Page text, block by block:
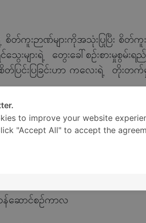
ကူးဉာဏ်များကိုအသုံးပြုပြီး စိတ်ကူ
သွေးများရဲ့ တွေးခေါ်စဉ်းစားမှုစွ
တ်ပြင်းပြခြင်းဟာ ကလေးရဲ့ တိုးတ
ေးမှာရှိတဲ့ EQ လို့ ခေါ်တဲ့ စိတ်ခံစာ
ကို ကောင်းစွာနားလည်ထားဖို့ လိုပါ
း ကလေးများရဲ့ EQ နဲ့ IQ တိုးတ
ပြည့်အဝ ဖွံ့ဖြိုးတိုးတက်လာမှာဖြစ်
ဆောင်စဉ်ကာလ
to improve your website
"Accept All" to accept the